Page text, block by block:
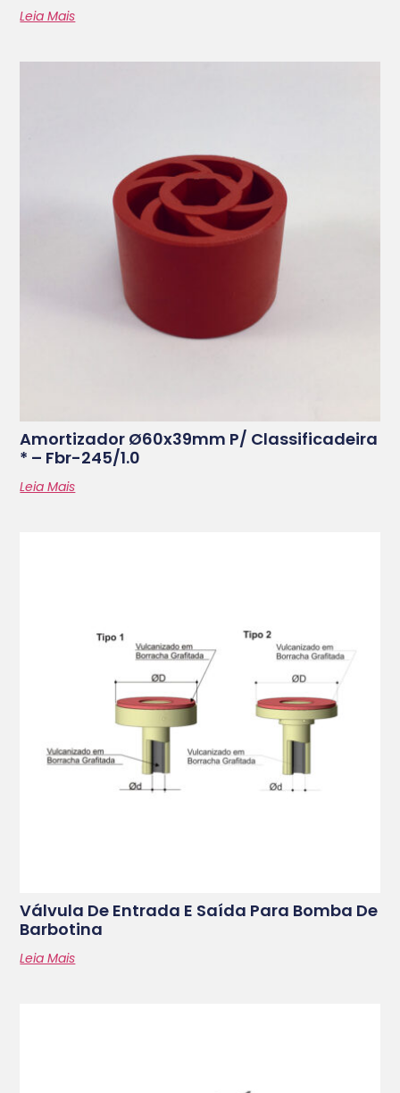
Leia Mais
Amortizador Ø60x39mm P/ Classificadeira
* – Fbr-245/1.0
Leia Mais
Válvula De Entrada E Saída Para Bomba De
Barbotina
Leia Mais